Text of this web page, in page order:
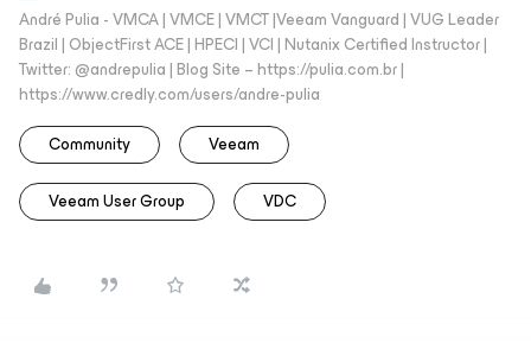
André Pulia - VMCA | VMCE | VMCT |Veeam Vanguard | VUG Leader
Brazil | ObjectFirst ACE | HPECI | VCI | Nutanix Certified Instructor |
Twitter: @andrepulia | Blog Site – https://pulia.com.br |
https://www.credly.com/users/andre-pulia
Community
Veeam
Veeam User Group VDC